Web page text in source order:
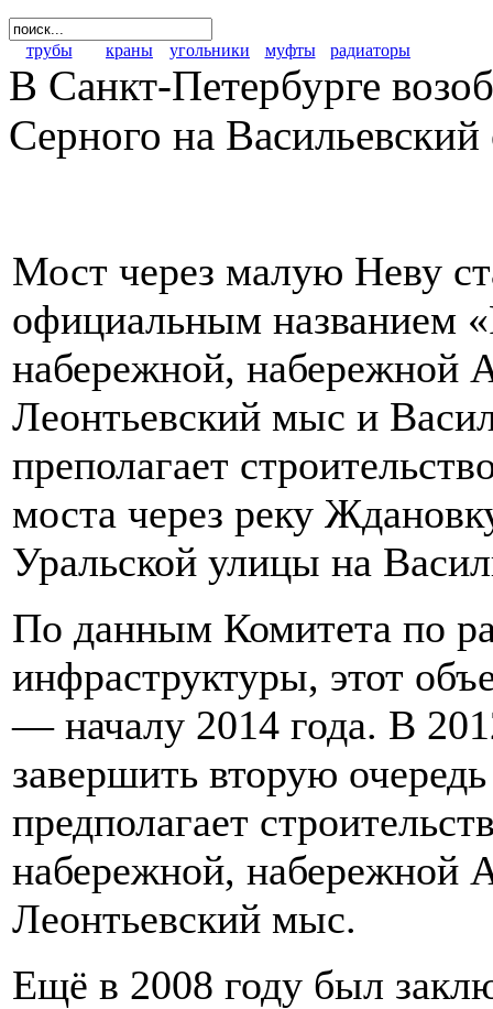
трубы краны угольники муфты радиаторы
В Санкт-Петербурге
Серного на Васильевский
Мост через малую Неву
официальным названием
набережной, набережной
Леонтьевский мыс и
преполагает
моста через реку
Уральской улицы на
По данным Комитета по
инфраструктуры, этот
— началу 2014 года. В
завершить вторую
предполагает
набережной, набережной
Леонтьевский мыс.
Ещё в 2008 году был